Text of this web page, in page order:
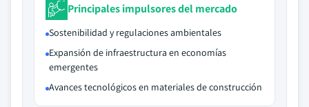
Principales impulsores del mercado
Sostenibilidad y regulaciones ambientales
Expansión de infraestructura en economías
emergentes
Avances tecnológicos en materiales de construcción